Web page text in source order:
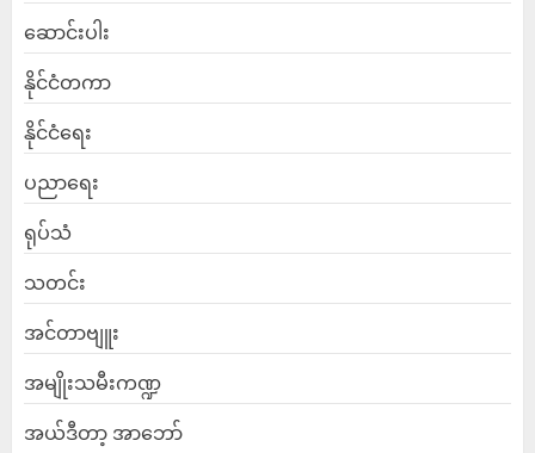
ဆောင်းပါး
နိုင်ငံတကာ
နိုင်ငံရေး
ပညာရေး
ရုပ်သံ
သတင်း
အင်တာဗျူး
အမျိုးသမီးကဏ္ဍ
အယ်ဒီတာ့ အာဘော်